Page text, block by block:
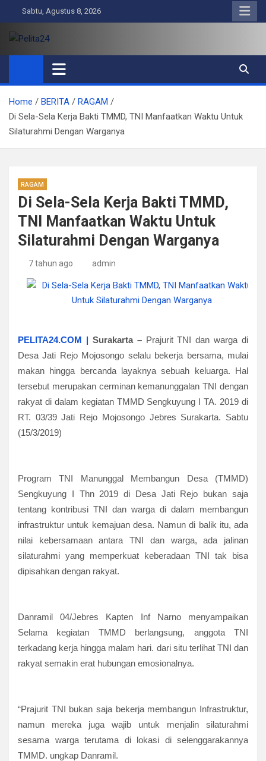
to
content
Sabtu, Agustus 8, 2026
Pelita24
Aktual, Mendalam dan Terpercaya
Home BERITA
RAGAM
Di Sela-Sela Kerja Bakti TMMD, TNI Manfaatkan Waktu Untuk
Silaturahmi Dengan Warganya
RAGAM
Di Sela-Sela Kerja Bakti TMMD,
TNI Manfaatkan Waktu Untuk
Silaturahmi Dengan Warganya
7 tahun ago admin
PELITA24.COM | Surakarta – Prajurit TNI dan warga di
Desa Jati Rejo Mojosongo selalu bekerja bersama, mulai
makan hingga bercanda layaknya sebuah keluarga. Hal
tersebut merupakan cerminan kemanunggalan TNI dengan
rakyat di dalam kegiatan TMMD Sengkuyung I TA. 2019 di
RT. 03/39 Jati Rejo Mojosongo Jebres Surakarta. Sabtu
(15/3/2019)
Program TNI Manunggal Membangun Desa (TMMD)
Sengkuyung I Thn 2019 di Desa Jati Rejo bukan saja
tentang kontribusi TNI dan warga di dalam membangun
infrastruktur untuk kemajuan desa. Namun di balik itu, ada
nilai kebersamaan antara TNI dan warga, ada jalinan
silaturahmi yang memperkuat keberadaan TNI tak bisa
dipisahkan dengan rakyat.
Danramil 04/Jebres Kapten Inf Narno menyampaikan
Selama kegiatan TMMD berlangsung, anggota TNI
terkadang kerja hingga malam hari. dari situ terlihat TNI dan
rakyat semakin erat hubungan emosionalnya.
“Prajurit TNI bukan saja bekerja membangun Infrastruktur,
namun mereka juga wajib untuk menjalin silaturahmi
sesama warga terutama di lokasi di selenggarakannya
TMMD. ungkap Danramil.